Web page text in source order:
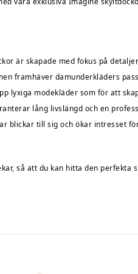
är skapade med fokus på
framhäver damunderkläders
lyxiga modekläder som för att
lång livslängd och en
blickar till sig och ökar intresset
så att du kan hitta den